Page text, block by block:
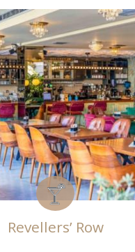
Center Athens